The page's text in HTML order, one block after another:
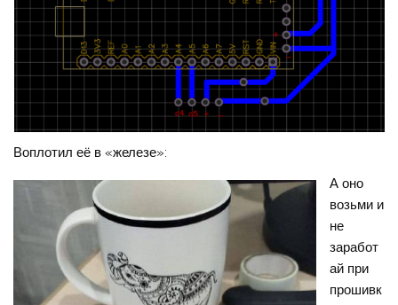
Воплотил её в «железе»:
А оно
возьми и
не
заработ
ай при
прошивк